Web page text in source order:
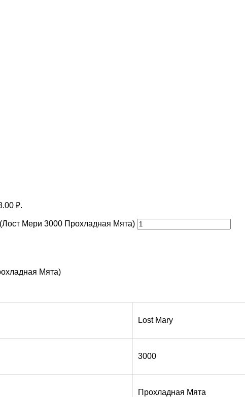
₽.
(Лост Мери 3000 Прохладная Мята)
Мята)
Lost Mary
3000
Прохладная Мята